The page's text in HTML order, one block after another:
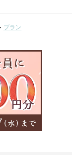
ブラン